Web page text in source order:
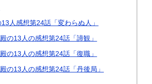
人感想第24話「変わらぬ人」
の13人の感想第24話「諦観」
の13人の感想第24話「復職」
の13人の感想第24話「丹後局」